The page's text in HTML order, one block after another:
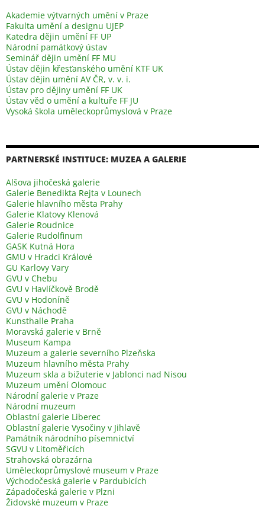
o
k
r
Akademie výtvarných umění v Praze
Fakulta umění a designu UJEP
Katedra dějin umění FF UP
Národní památkový ústav
Seminář dějin umění FF MU
Ústav dějin křesťanského umění KTF UK
Ústav dějin umění AV ČR, v. v. i.
Ústav pro dějiny umění FF UK
Ústav věd o umění a kultuře FF JU
Vysoká škola uměleckoprůmyslová v Praze
PARTNERSKÉ INSTITUCE: MUZEA A GALERIE
Alšova jihočeská galerie
Galerie Benedikta Rejta v Lounech
Galerie hlavního města Prahy
Galerie Klatovy Klenová
Galerie Roudnice
Galerie Rudolfinum
GASK Kutná Hora
GMU v Hradci Králové
GU Karlovy Vary
GVU v Chebu
GVU v Havlíčkově Brodě
GVU v Hodoníně
GVU v Náchodě
Kunsthalle Praha
Moravská galerie v Brně
Museum Kampa
Muzeum a galerie severního Plzeňska
Muzeum hlavního města Prahy
Muzeum skla a bižuterie v Jablonci nad Nisou
Muzeum umění Olomouc
Národní galerie v Praze
Národní muzeum
Oblastní galerie Liberec
Oblastní galerie Vysočiny v Jihlavě
Památník národního písemnictví
SGVU v Litoměřicích
Strahovská obrazárna
Uměleckoprůmyslové museum v Praze
Východočeská galerie v Pardubicích
Západočeská galerie v Plzni
Židovské muzeum v Praze